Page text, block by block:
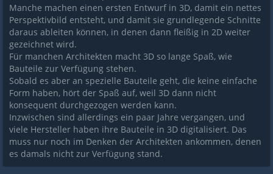
Manche machen einen ersten Entwurf in 3D, damit ein nettes
Perspektivbild entsteht, und damit sie grundlegende Schnitte
daraus ableiten können, in denen dann fleißig in 2D weiter
gezeichnet wird.
Für manchen Architekten macht 3D so lange Spaß, wie
Bauteile zur Verfügung stehen.
Sobald es aber an spezielle Bauteile geht, die keine einfache
Form haben, hört der Spaß auf, weil 3D dann nicht
konsequent durchgezogen werden kann.
Inzwischen sind allerdings ein paar Jahre vergangen, und
viele Hersteller haben ihre Bauteile in 3D digitalisiert. Das
muss nur noch im Denken der Architekten ankommen, denen
es damals nicht zur Verfügung stand.